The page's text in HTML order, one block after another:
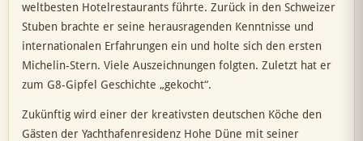
weltbesten Hotelrestaurants führte. Zurück in den Schweizer
Stuben brachte er seine herausragenden Kenntnisse und
internationalen Erfahrungen ein und holte sich den ersten
Michelin-Stern. Viele Auszeichnungen folgten. Zuletzt hat er
zum G8-Gipfel Geschichte „gekocht“.
Zukünftig wird einer der kreativsten deutschen Köche den
Gästen der Yachthafenresidenz Hohe Düne mit seiner